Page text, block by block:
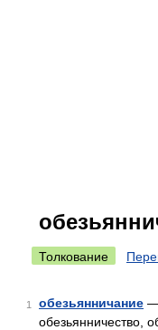
Толкование
1 обезьянничание —
обезьянничество,